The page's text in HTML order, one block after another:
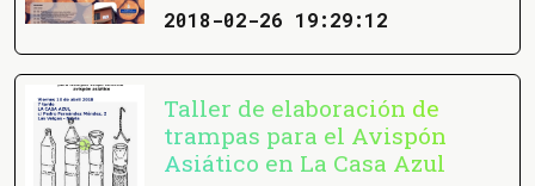
2018-02-26 19:29:12
Taller de elaboración de
trampas para el Avispón
Asiático en La Casa Azul